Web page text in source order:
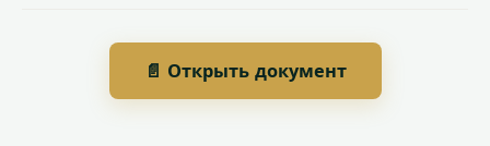
📄 Открыть документ